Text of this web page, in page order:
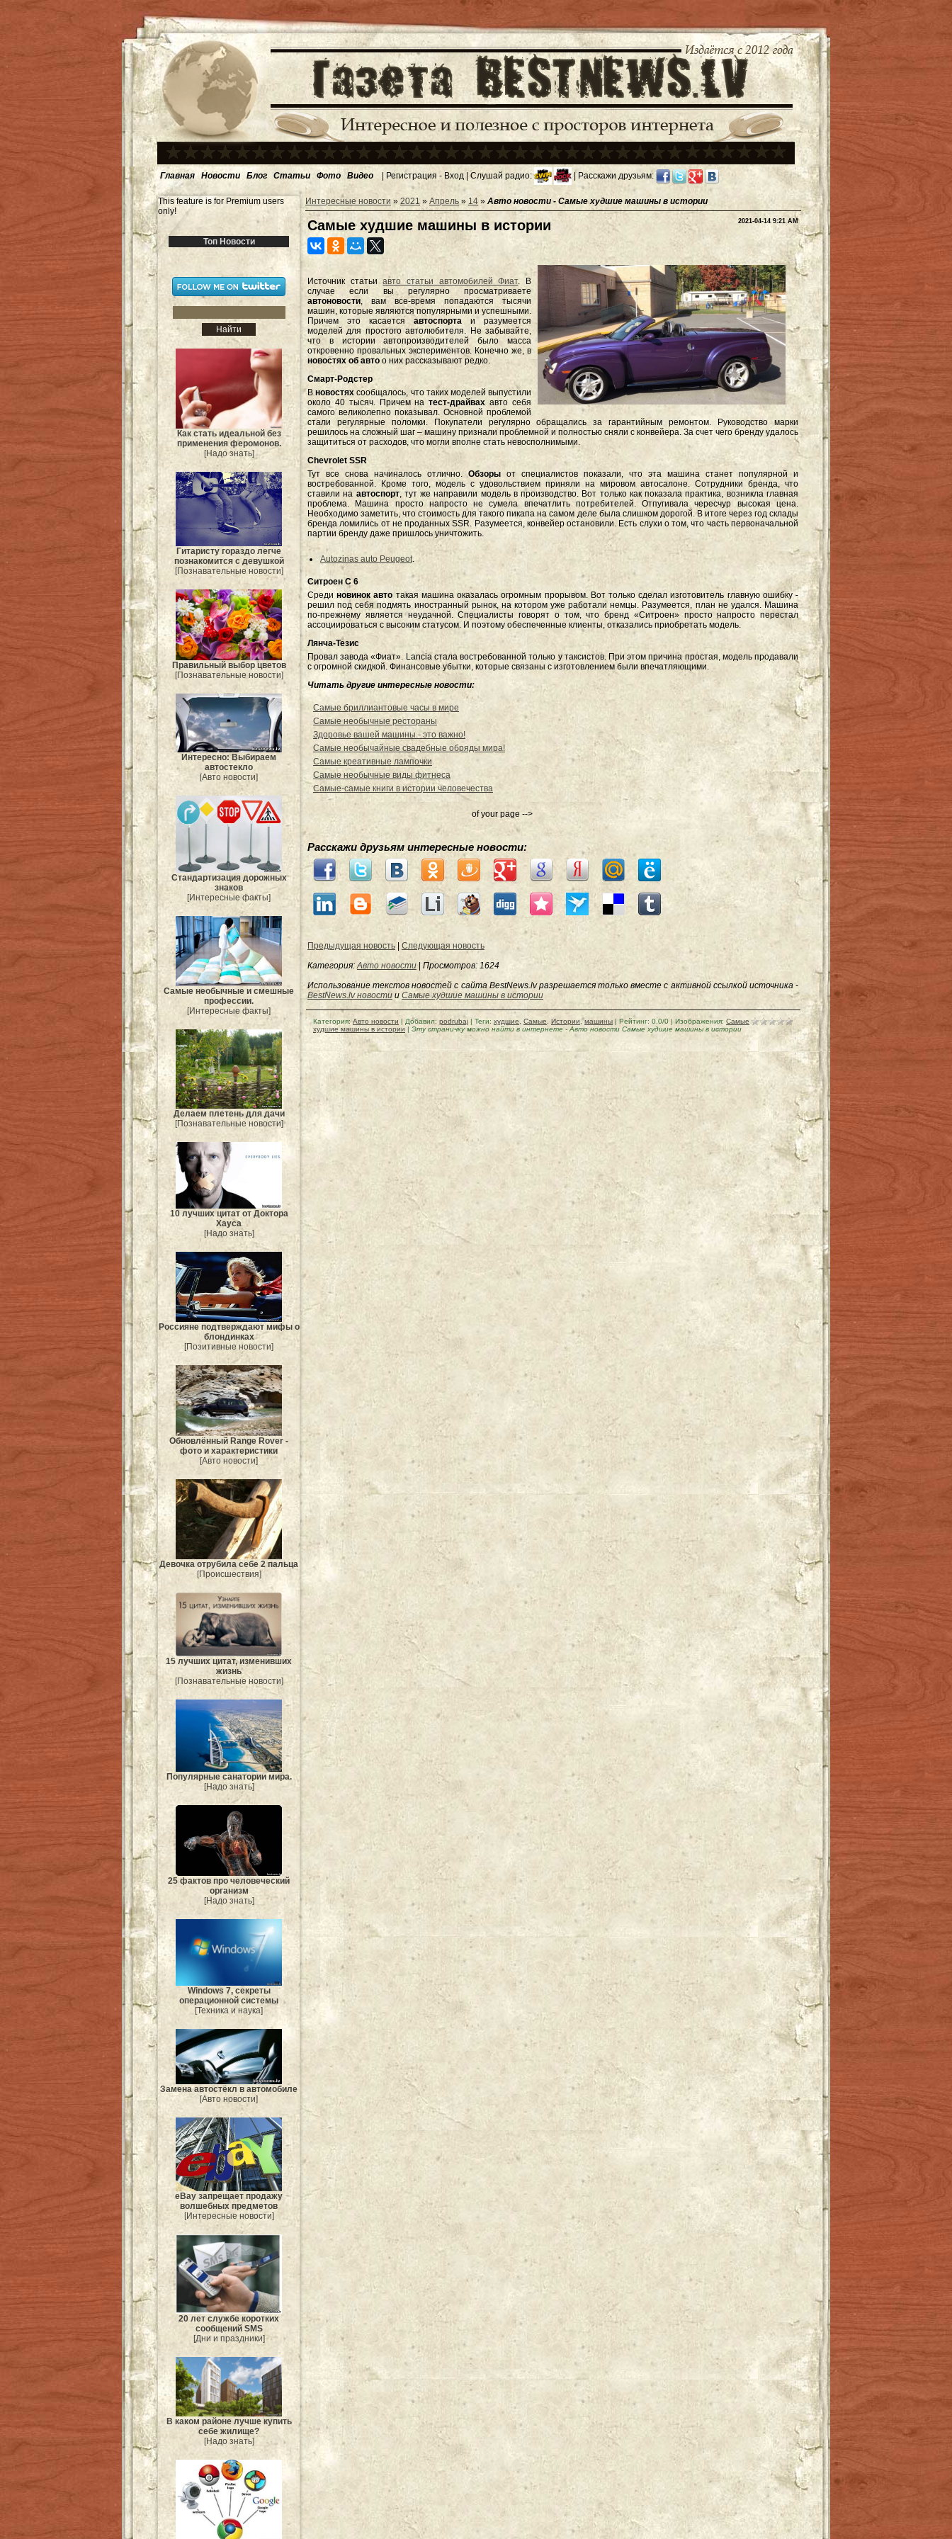
Главная Новости Блог Статьи Фото Видео | Регистрация - Вход | Слушай радио: | Расскажи друзьям:
This feature is for Premium users
only!
Топ Новости
Как стать идеальной без
применения феромонов.
[Надо знать]
Гитаристу гораздо легче
познакомится с девушкой
[Познавательные новости]
Правильный выбор цветов
[Познавательные новости]
Интересно: Выбираем
автостекло
[Авто новости]
Стандартизация дорожных
знаков
[Интересные факты]
Самые необычные и смешные
профессии.
[Интересные факты]
Делаем плетень для дачи
[Познавательные новости]
10 лучших цитат от Доктора
Хауса
[Надо знать]
Россияне подтверждают мифы о
блондинках
[Позитивные новости]
Обновлённый Range Rover -
фото и характеристики
[Авто новости]
Девочка отрубила себе 2 пальца
[Происшествия]
15 лучших цитат, изменивших
жизнь
[Познавательные новости]
Популярные санатории мира.
[Надо знать]
25 фактов про человеческий
организм
[Надо знать]
Windows 7, секреты
операционной системы
[Техника и наука]
Замена автостёкл в автомобиле
[Авто новости]
eBay запрещает продажу
волшебных предметов
[Интересные новости]
20 лет службе коротких
сообщений SMS
[Дни и праздники]
В каком районе лучше купить
себе жилище?
[Надо знать]
Интересные новости » 2021 » Апрель » 14 » Авто новости - Самые худшие машины в истории
2021-04-14 9:21 AM
Самые худшие машины в истории
Источник статьиавто статьи автомобилей Фиат. В
случае если вы регулярно просматриваете
автоновости, вам все-время попадаются тысячи
машин, которые являются популярными и успешными.
Причем это касается автоспорта и разумеется
моделей для простого автолюбителя. Не забывайте,
что в истории автопроизводителей было масса
откровенно провальных экспериментов. Конечно же, в
новостях об авто о них рассказывают редко.
Смарт-Родстер
Вновостях сообщалось, что таких моделей выпустили
около 40 тысяч. Причем натест-драйвах авто себя
самого великолепно показывал. Основной проблемой
стали регулярные поломки. Покупатели регулярно обращались за гарантийным ремонтом. Руководство марки
решилось на сложный шаг – машину признали проблемной и полностью сняли с конвейера. За счет чего бренду удалось
защититься от расходов, что могли вполне стать невосполнимыми.
Chevrolet SSR
Тут все снова начиналось отлично.Обзоры от специалистов показали, что эта машина станет популярной и
востребованной. Кроме того, модель с удовольствием приняли на мировом автосалоне. Сотрудники бренда, что
ставили на автоспорт, тут же направили модель в производство. Вот только как показала практика, возникла главная
проблема. Машина просто напросто не сумела впечатлить потребителей. Отпугивала чересчур высокая цена.
Необходимо заметить, что стоимость для такого пикапа на самом деле была слишком дорогой. В итоге через год склады
бренда ломились от не проданных SSR. Разумеется, конвейер остановили. Есть слухи о том, что часть первоначальной
партии бренду даже пришлось уничтожить.
Autozinas auto Peugeot.
Ситроен С 6
Срединовинок автотакая машина оказалась огромным прорывом. Вот только сделал изготовитель главную ошибку -
решил под себя подмять иностранный рынок, на котором уже работали немцы. Разумеется, план не удался. Машина
по-прежнему является неудачной. Специалисты говорят о том, что бренд «Ситроен» просто напросто перестал
ассоциироваться с высоким статусом. И поэтому обеспеченные клиенты, отказались приобретать модель.
Лянча-Тезис
Провал завода «Фиат». Lancia стала востребованной только у таксистов. При этом причина простая, модель продавали
с огромной скидкой. Финансовые убытки, которые связаны с изготовлением были впечатляющими.
Читать другие интересные новости:
Самые бриллиантовые часы в мире
Самые необычные рестораны
Здоровье вашей машины - это важно!
Самые необычайные свадебные обряды мира!
Самые креативные лампочки
Самые необычные виды фитнеса
Самые-самые книги в истории человечества
of your page -->
Расскажи друзьям интересные новости:
Предыдущая новость
Следующая новость
Категория:Авто новости Просмотров: 1624
Использование текстов новостей с сайта BestNews.lv разрешается только вместе с активной ссылкой источника -
BestNews.lv новости и Самые худшие машины в истории
Категория:Авто новости | Добавил: podrubaj | Теги: худшие Самые Истории ,машины | Рейтинг: 0.0/0 | Изображения: Самые
худшие машины в истории | Эту страничку можно найти в интернете - Авто новости Самые худшие машины в истории